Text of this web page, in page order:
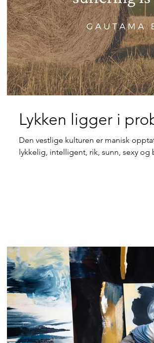
Lykken ligger i
Den vestlige kulturen er manisk
lykkelig, intelligent, rik, sunn, sexy og